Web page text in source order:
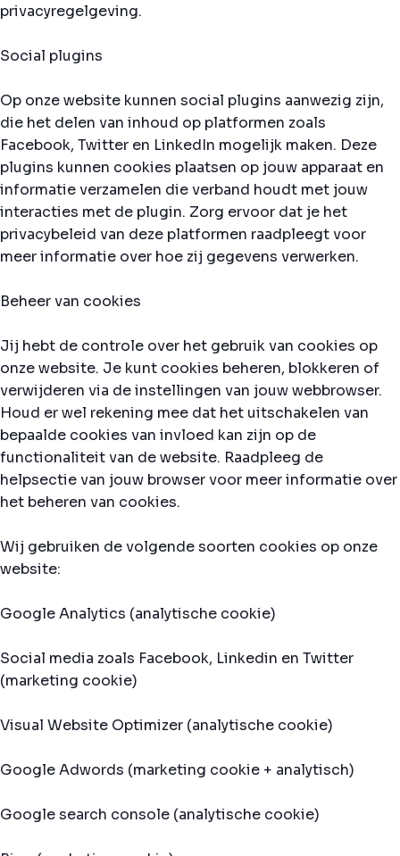
privacyregelgeving.
Social plugins
Op onze website kunnen social plugins aanwezig zijn,
die het delen van inhoud op platformen zoals
Facebook, Twitter en LinkedIn mogelijk maken. Deze
plugins kunnen cookies plaatsen op jouw apparaat en
informatie verzamelen die verband houdt met jouw
interacties met de plugin. Zorg ervoor dat je het
privacybeleid van deze platformen raadpleegt voor
meer informatie over hoe zij gegevens verwerken.
Beheer van cookies
Jij hebt de controle over het gebruik van cookies op
onze website. Je kunt cookies beheren, blokkeren of
verwijderen via de instellingen van jouw webbrowser.
Houd er wel rekening mee dat het uitschakelen van
bepaalde cookies van invloed kan zijn op de
functionaliteit van de website. Raadpleeg de
helpsectie van jouw browser voor meer informatie over
het beheren van cookies.
Wij gebruiken de volgende soorten cookies op onze
website:
Google Analytics (analytische cookie)
Social media zoals Facebook, Linkedin en Twitter
(marketing cookie)
Visual Website Optimizer (analytische cookie)
Google Adwords (marketing cookie + analytisch)
Google search console (analytische cookie)